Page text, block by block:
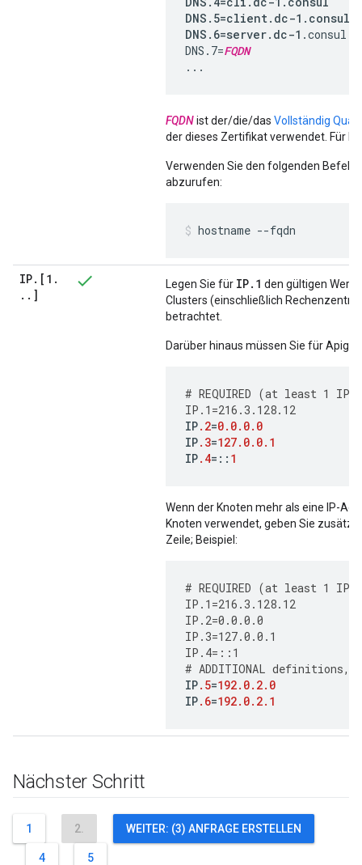
DNS.5=client.dc-1.consul
DNS.6=server.dc-1 .consul
DNS.7=FQDN
...
FQDNist der/die/das Vollständig
der dieses Zertifikat verwendet. Für
Verwenden Sie den folgenden
abzurufen:
hostname --fqdn
IP. [1 .
. . ]
Legen Sie für IP.1 den gültigen Wert
Clusters (einschließlich
betrachtet.
Darüber hinaus müssen Sie für
# REQUIRED (at least 1 IP
IP .1 =216.3.128.12
IP.2=0.0.0.0
IP.3=127.0.0.1
IP.4= :: 1
Wenn der Knoten mehr als eine IP-
Knoten verwendet, geben Sie
Zeile; Beispiel:
# REQUIRED (at least 1 IP
IP .1 =216.3.128.12
IP .2=0.0.0.0
IP .3=127.0.0.1
IP .4= :: 1
# ADDITIONAL definitions,
IP.5=192.0.2.0
IP.6=192.0.2.1
Nächster Schritt
1 2. WEITER: (3) ANFRAGE ERSTELLEN
4 5